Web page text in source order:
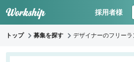
採用者様
トップ 募集を探す デザイナーのフリーラ